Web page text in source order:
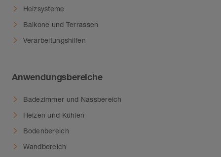
Heizsysteme
Balkone und Terrassen
Verarbeitungshilfen
Anwendungsbereiche
Badezimmer und Nassbereich
Heizen und Kühlen
Bodenbereich
Wandbereich